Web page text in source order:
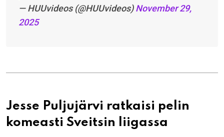
— HUUvideos (@HUUvideos)November 29,
2025
Jesse Puljujärvi ratkaisi pelin
komeasti Sveitsin liigassa